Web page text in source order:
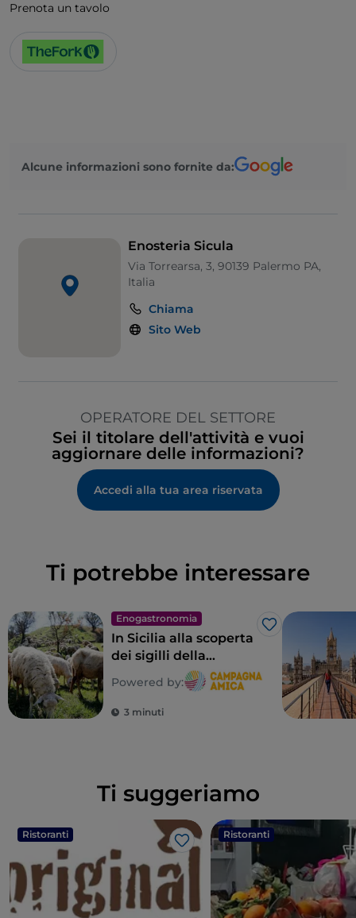
Prenota un tavolo
Alcune informazioni sono fornite da:
Enosteria Sicula
Via Torrearsa, 3, 90139 Palermo PA,
Italia
Chiama
Sito Web
OPERATORE DEL SETTORE
Sei il titolare dell'attività e vuoi
aggiornare delle informazioni?
Accedi alla tua area riservata
Ti potrebbe interessare
Enogastronomia
Like
In Sicilia alla scoperta
dei sigilli della
biodiversità
contadina
Powered by:
3 minuti
Ti suggeriamo
Ristoranti
Like
Ristoranti